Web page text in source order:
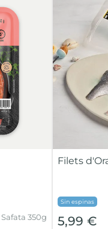
Safata 350g
Filets
Sin espinas
5,99 €